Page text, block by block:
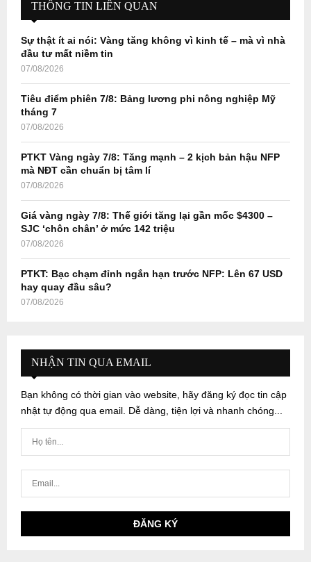
f
r
A
H
THÔNG TIN LIÊN QUAN
Sự thật ít ai nói: Vàng tăng không vì kinh tế – mà vì nhà
đầu tư mất niềm tin
07/08/2026
Tiêu điểm phiên 7/8: Bảng lương phi nông nghiệp Mỹ
tháng 7
07/08/2026
PTKT Vàng ngày 7/8: Tăng mạnh – 2 kịch bản hậu NFP
mà NĐT cần chuẩn bị tâm lí
07/08/2026
Giá vàng ngày 7/8: Thế giới tăng lại gần mốc $4300 –
SJC ‘chôn chân’ ở mức 142 triệu
07/08/2026
PTKT: Bạc chạm đỉnh ngắn hạn trước NFP: Lên 67 USD
hay quay đầu sâu?
07/08/2026
NHẬN TIN QUA EMAIL
Bạn không có thời gian vào website, hãy đăng ký đọc tin cập
nhật tự động qua email. Dễ dàng, tiện lợi và nhanh chóng...